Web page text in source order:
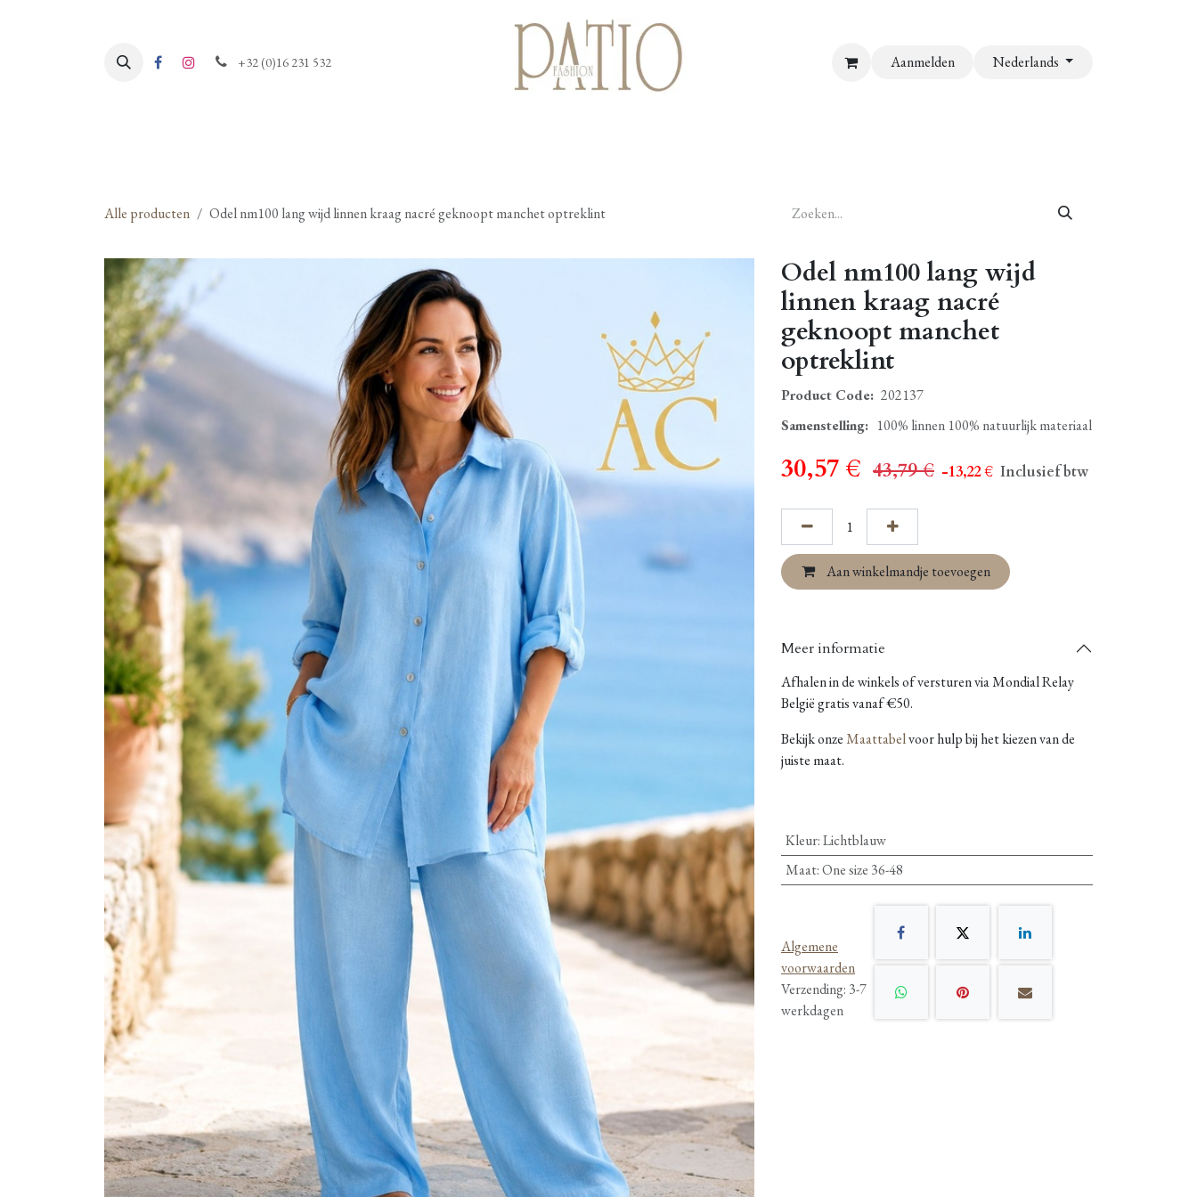
+32 (0)16 231 532 Aanmelden Nederlands
Alle producten Odel nm100 lang wijd linnen kraag nacré geknoopt manchet optreklint
Odel nm100 lang wijd
linnen kraag nacré
geknoopt manchet
optreklint
Product Code: 202137
Samenstelling: 100% linnen 100% natuurlijk materiaal
30,57 € 43,79€ - 13,22€ Inclusief btw
Aan winkelmandje toevoegen
Meer informatie
Afhalen in de winkels of versturen via Mondial Relay
België gratis vanaf €50.
Bekijk onzeMaattabelvoor hulp bij het kiezen van de
juiste maat.
Kleur:Lichtblauw
Maat:One size 36-48
Algemene
voorwaarden
Verzending: 3-7
werkdagen